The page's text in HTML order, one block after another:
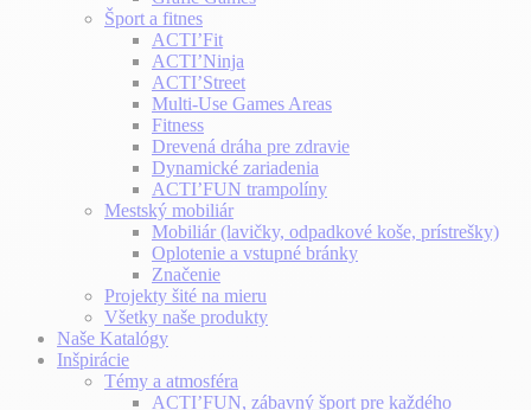
Šport a fitnes
ACTI’Fit
ACTI’Ninja
ACTI’Street
Multi-Use Games Areas
Fitness
Drevená dráha pre zdravie
Dynamické zariadenia
ACTI’FUN trampolíny
Mestský mobiliár
Mobiliár (lavičky, odpadkové koše, prístrešky)
Oplotenie a vstupné bránky
Značenie
Projekty šité na mieru
Všetky naše produkty
Naše Katalógy
Inšpirácie
Témy a atmosféra
ACTI’FUN, zábavný šport pre každého